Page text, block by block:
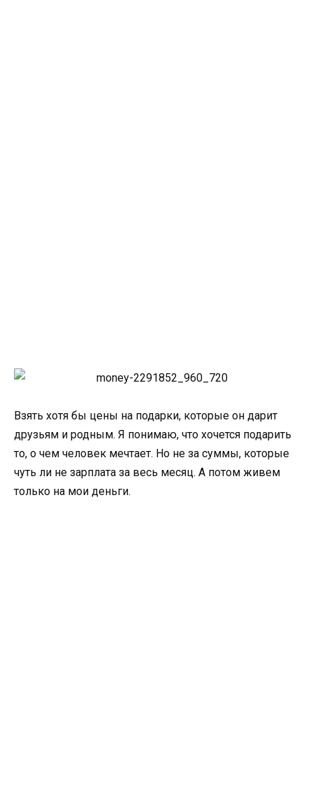
Взять хотя бы цены на подарки, которые он дарит
друзьям и родным. Я понимаю, что хочется подарить
то, о чем человек мечтает. Но не за суммы, которые
чуть ли не зарплата за весь месяц. А потом живем
только на мои деньги.